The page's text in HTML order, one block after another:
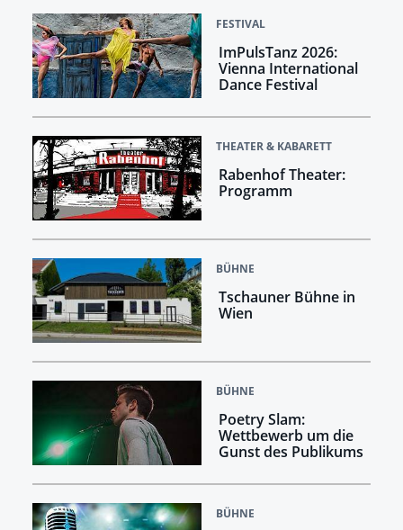
FESTIVAL
ImPulsTanz 2026:
Vienna International
Dance Festival
THEATER & KABARETT
Rabenhof Theater:
Programm
BÜHNE
Tschauner Bühne in
Wien
BÜHNE
Poetry Slam:
Wettbewerb um die
Gunst des Publikums
BÜHNE